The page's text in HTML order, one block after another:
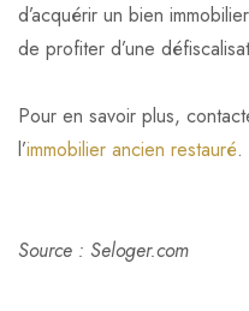
d’acquérir un bien
de profiter d’une
Pour en savoir plus,
l’immobilier ancien restauré.
Source : Seloger.com